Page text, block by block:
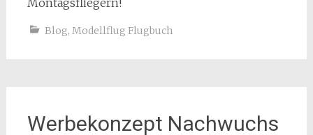
Blog, Modellflug Flugbuch
Werbekonzept Nachwuchs